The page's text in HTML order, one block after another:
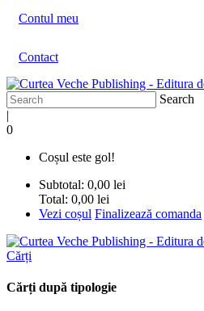
Contul meu
Contact
Search
|
0
Coșul este gol!
Subtotal: 0,00 lei
Total: 0,00 lei
Vezi coșul Finalizează comanda
Cărți
Cărți după tipologie